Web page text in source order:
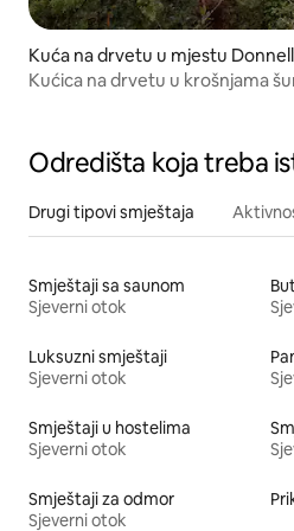
Kuća na drvetu u mjestu
Kućica na drvetu u krošnjama
Odredišta koja treba
Drugi tipovi smještaja
Smještaji sa saunom
Sjeverni otok
Luksuzni smještaji
Sjeverni otok
Smještaji u hostelima
Sjeverni otok
Smještaji za odmor
Sjeverni otok